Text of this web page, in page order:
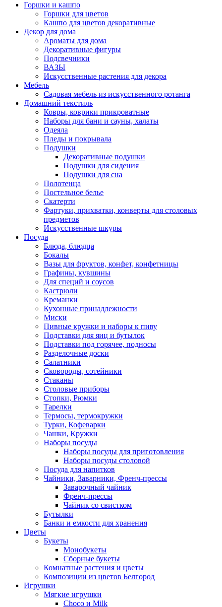
Горшки и кашпо
Горшки для цветов
Кашпо для цветов декоративные
Декор для дома
Ароматы для дома
Декоративные фигуры
Подсвечники
ВАЗЫ
Искусственные растения для декора
Мебель
Садовая мебель из искусственного ротанга
Домашний текстиль
Ковры, коврики прикроватные
Наборы для бани и сауны, халаты
Одеяла
Пледы и покрывала
Подушки
Декоративные подушки
Подушки для сидения
Подушки для сна
Полотенца
Постельное белье
Скатерти
Фартуки, прихватки, конверты для столовых
предметов
Искусственные шкуры
Посуда
Блюда, блюдца
Бокалы
Вазы для фруктов, конфет, конфетницы
Графины, кувшины
Для специй и соусов
Кастрюли
Креманки
Кухонные принадлежности
Миски
Пивные кружки и наборы к пиву
Подставки для яиц и бутылок
Подставки под горячее, подносы
Разделочные доски
Салатники
Сковороды, сотейники
Стаканы
Столовые приборы
Стопки, Рюмки
Тарелки
Термосы, термокружки
Турки, Кофеварки
Чашки, Кружки
Наборы посуды
Наборы посуды для приготовления
Наборы посуды столовой
Посуда для напитков
Чайники, Заварники, Френч-прессы
Заварочный чайник
Френч-прессы
Чайник со свистком
Бутылки
Банки и емкости для хранения
Цветы
Букеты
Монобукеты
Сборные букеты
Комнатные растения и цветы
Композиции из цветов Белгород
Игрушки
Мягкие игрушки
Choco и Milk